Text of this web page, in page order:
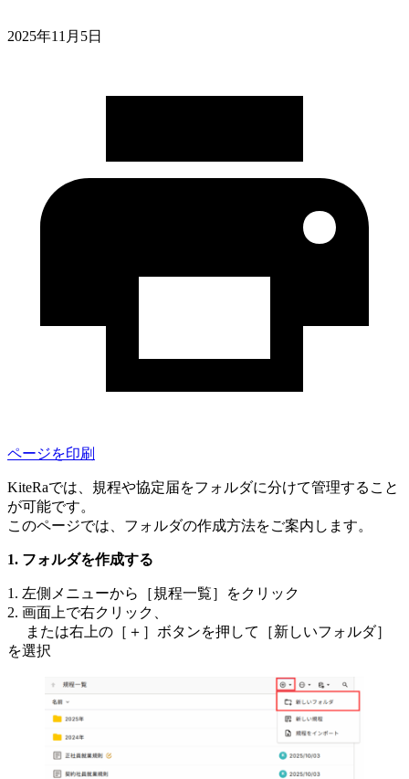
2025年11月5日
ページを印刷
KiteRaでは、規程や協定届をフォルダに分けて管理すること
が可能です。
このページでは、フォルダの作成方法をご案内します。
フォルダを作成する
1. 左側メニューから［規程一覧］をクリック
2. 画面上で右クリック、
または右上の［＋］ボタンを押して［新しいフォルダ］
を選択